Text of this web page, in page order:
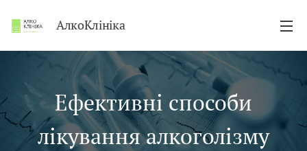
АлкоКлініка
Ефективні способи
лікування алкоголізму